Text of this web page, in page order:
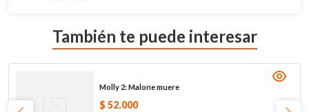
También te puede interesar
Molly 2: Malone muere
$ 52.000